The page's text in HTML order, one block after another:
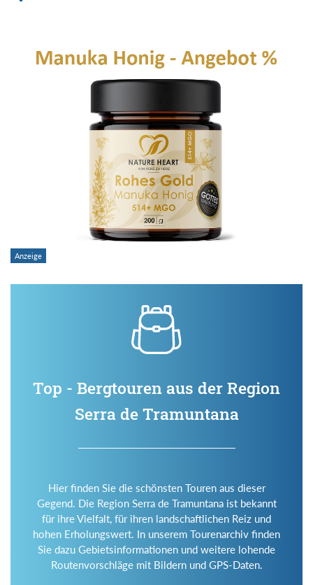
Top - Bergtouren aus der Region
Serra de Tramuntana
Hier finden Sie die schönsten Touren aus dieser
Gegend. Die Region Serra de Tramuntana ist bekannt
für ihre Vielfalt, für ihren landschaftlichen Reiz und
hohen Erholungswert. In unserem Tourenarchiv finden
Sie dazu Gebietsinformationen und weitere lohende
Routenvorschläge mit Bildern und GPS-Daten.